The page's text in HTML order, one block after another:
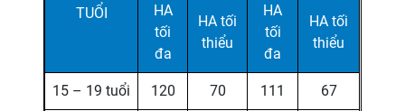
TUỔI
HA
tối
đa
HA tối
thiểu
HA
tối
đa
HA tối
thiểu
15 – 19 tuổi 120 70 111 67